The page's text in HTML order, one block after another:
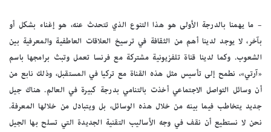
– ما يهمنا بالدرجة الأولى هو هذا التنوع الذي تتحدث عنه، هو إغناء بشكل أو
بآخر، لا يوجد لدينا أهم من الثقافة في ترسيخ العلاقات العاطفية والمعرفية بين
الشعوب. وكما لدينا قناة تلفزيونية مشتركة مع فرنسا تعمل وتبث برامجها باسم
«آرتي»، نطمح إلى تأسيس مثل هذه القناة مع تركيا في المستقبل، وذلك نابع من
أن وسائل التواصل الاجتماعي أخذت بالتنامي بدرجة كبيرة في العالم. هناك جيل
جديد يتخاطب فيما بينه من خلال هذه الوسائل، بل ويتبادل من خلالها المعرفة.
نحن لا نستطيع أن نقف في وجه الأساليب التقنية الجديدة التي تسلح بها الجيل